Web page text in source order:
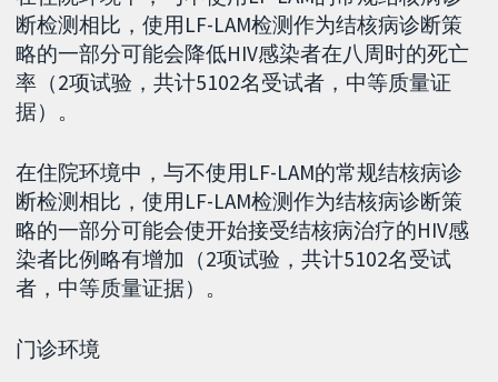
断检测相比，使用LF-LAM检测作为结核病诊断策
略的一部分可能会降低HIV感染者在八周时的死亡
率（2项试验，共计5102名受试者，中等质量证
据）。
在住院环境中，与不使用LF-LAM的常规结核病诊
断检测相比，使用LF-LAM检测作为结核病诊断策
略的一部分可能会使开始接受结核病治疗的HIV感
染者比例略有增加（2项试验，共计5102名受试
者，中等质量证据）。
门诊环境